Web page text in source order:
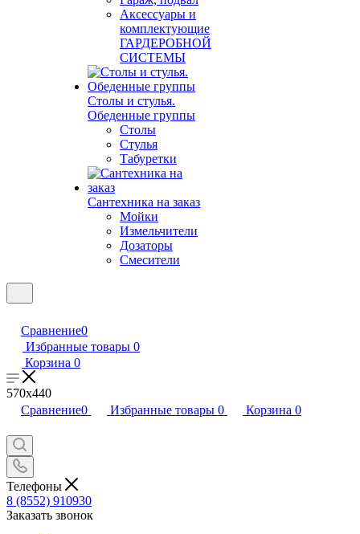
Аксессуары и
комплектующие
ГАРДЕРОБНОЙ
СИСТЕМЫ
Столы и стулья.
Обеденные группы
Столы
Стулья
Табуретки
Сантехника на заказ
Мойки
Измельчители
Дозаторы
Смесители
Сравнение0
Избранные товары 0
Корзина 0
570х440
Сравнение0 Избранные товары 0 Корзина 0
Телефоны
8 (8552) 910930
Заказать звонок